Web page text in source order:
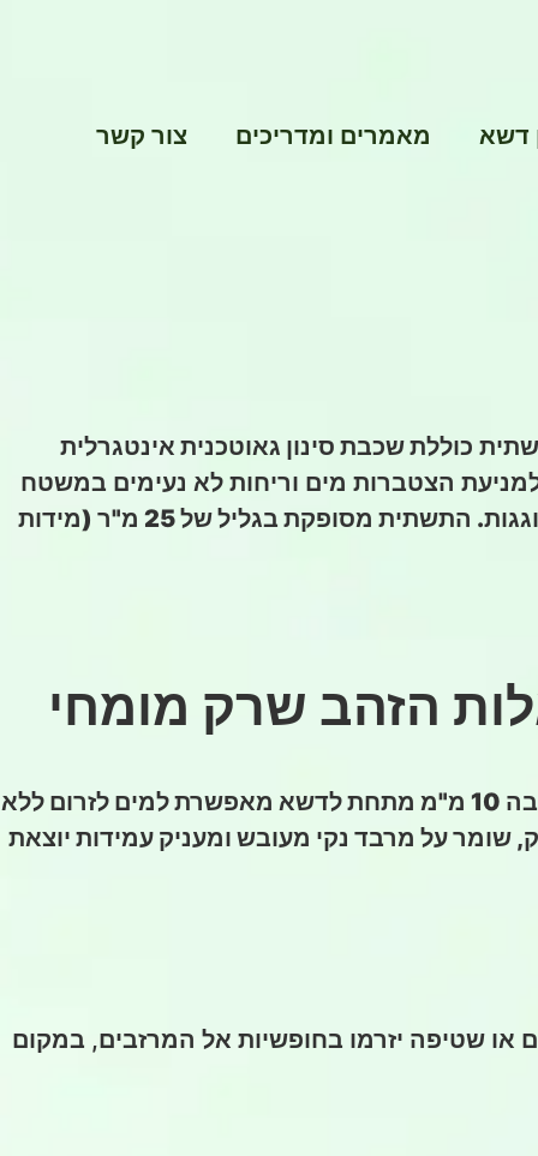
דשא מאמרים ומדריכים צור קשר
כוללת שכבת סינון גאוטכנית אינטגרלית
הצטברות מים וריחות לא נעימים במשטח
התשתית מסופקת בגליל של 25 מ"ר (מידות
הזהב שרק מומחי
הבטחת זרימה חופשית ומניעת שלוליות במרפסות ובגגות מתחילה בהתקנה מקצועית. פריסת יריעות בגובה 10 מ"מ מתחת לדשא מאפשרת למים לזרום ללא
על מרבד נקי מעובש ומעניק עמידות יוצאת
או שטיפה יזרמו בחופשיות אל המרזבים, במקום